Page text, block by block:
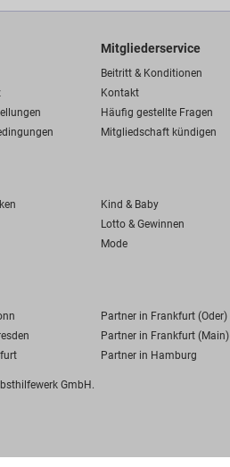
Mitgliederservice
Beitritt & Konditionen
Kontakt
Häufig gestellte Fragen
Mitgliedschaft kündigen
Kind & Baby
Lotto & Gewinnen
Mode
Partner in Frankfurt (Oder)
Partner in Frankfurt (Main)
Partner in Hamburg
GmbH.